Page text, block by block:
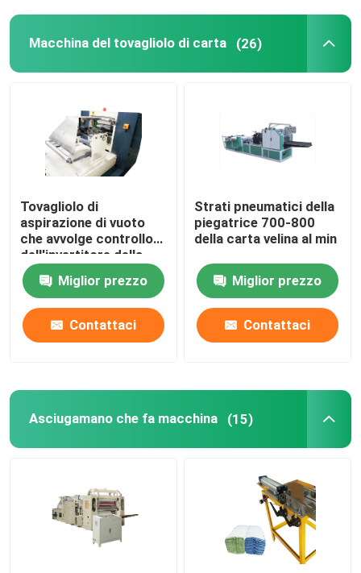
tagliatrice della carta velina
Tessuto che converte macchina
Macchina di Rewinder del tessuto
Macchina imballatrice della carta velina
Macchina della carta velina della seconda mano
Macchina dell'asciugamano di cucina
macchina di carta del rewinder della taglierina
Macchina del tovagliolo di carta (26)
Tovagliolo di
aspirazione di vuoto
che avvolge controllo
dell'invertitore della
piegatrice del
fazzoletto per il trucco
Miglior prezzo
Contattaci
Strati pneumatici della
piegatrice 700-800
della carta velina al min
Miglior prezzo
Contattaci
Asciugamano che fa macchina (15)